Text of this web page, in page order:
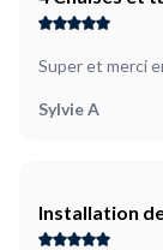
Super et merci
Sylvie A
Installation
fixation dans